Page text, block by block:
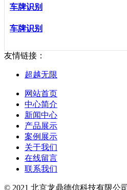
车牌识别
车牌识别
友情链接：
超越无限
网站首页
中心简介
新闻中心
产品展示
案例展示
关于我们
在线留言
联系我们
© 2021 北京龙鼎德信科技有限公司